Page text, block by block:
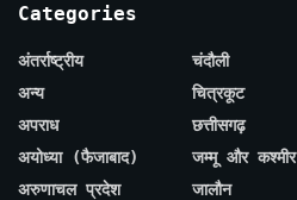
Categories
अंतर्राष्ट्रीय
अन्य
अपराध
अयोध्या (फैजाबाद)
अरुणाचल प्रदेश
चंदौली
चित्रकूट
छत्तीसगढ़
जम्मू और कश्मीर
जालौन